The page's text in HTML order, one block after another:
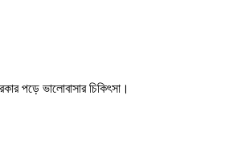
পড়ে ভালোবাসার চিকিৎসা।